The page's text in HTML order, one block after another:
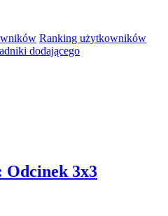
Ranking użytkowników
dodającego
Odcinek 3x3